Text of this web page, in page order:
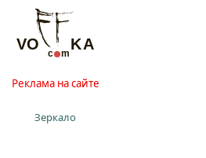
Реклама на сайте
Зеркало